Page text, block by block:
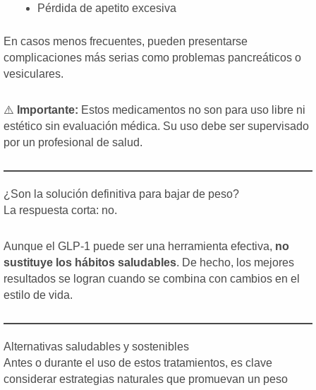
Pérdida de apetito excesiva
En casos menos frecuentes, pueden presentarse
complicaciones más serias como problemas pancreáticos o
vesiculares.
⚠️ Importante: Estos medicamentos no son para uso libre ni
estético sin evaluación médica. Su uso debe ser supervisado
por un profesional de salud.
¿Son la solución definitiva para bajar de peso?
La respuesta corta: no.
Aunque el GLP-1 puede ser una herramienta efectiva, no
sustituye los hábitos saludables. De hecho, los mejores
resultados se logran cuando se combina con cambios en el
estilo de vida.
Alternativas saludables y sostenibles
Antes o durante el uso de estos tratamientos, es clave
considerar estrategias naturales que promuevan un peso